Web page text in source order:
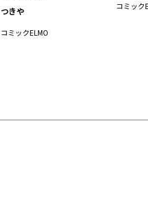
つきや
コミックELMO
コミック